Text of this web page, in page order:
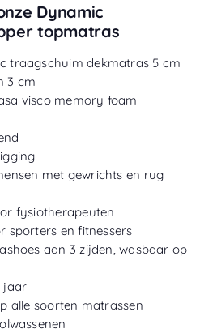
Dynamic
topmatras
traagschuim dekmatras 5 cm
3 cm
visco memory foam
met gewrichts en rug
fysiotherapeuten
sporters en fitnessers
aan 3 zijden, wasbaar op
jaar
alle soorten matrassen